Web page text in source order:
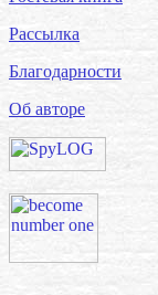
Рассылка
Благодарности
Об авторе